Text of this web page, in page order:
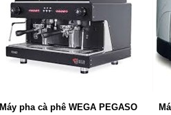
Máy pha cà phê WEGA PEGASO